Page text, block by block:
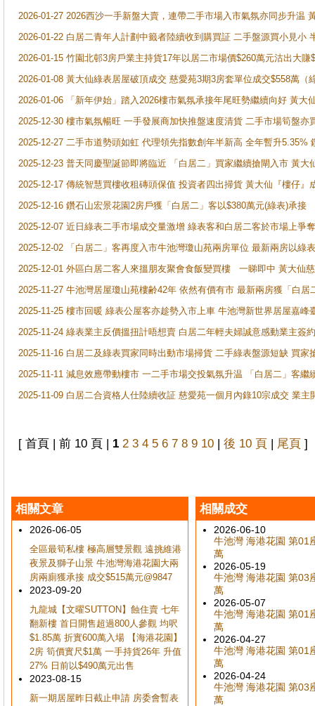
2026-01-27 2026西沙一手新盤大賣，連帶二手市場入市氣氛亦同步升温
2026-01-22 白居二青年人計劃中籤者陸續收到購買証 二手盤源買小見小
2026-01-15 竹園北邨3房戶業主持貨17年以居二市場價$260萬元沽出大賺
2026-01-08 黃大仙綠表居屋破頂成交 慈愛苑3期3房套單位成交$558萬（
2026-01-06 「新年伊始」踏入2026樓市氣氛承接年尾旺勢繼續向好 黃
2025-12-30 樓市氣氛暢旺 一手發展商加快推盤速度清貨 二手市場筍盤
2025-12-27 二手市道勢頭如虹 代理領先指數創年半新高 全年暫升5.35%
2025-12-23 普天同慶聖誕節即將臨近 「白居二」買家繼續搶閘入市 黃
2025-12-17 傳統智慧買樓收租磚頭保值 投資者四出掃貨 黃大仙『樓仔
2025-12-16 鑽石山宏景花園2房戶獲「白居二」客以$380萬元(綠表)承接
2025-12-07 近日綠表二手市場成交量激增 綠表客和白居二客於市場上
2025-12-02 「白居二」客再度入市牛池灣瓊山苑兩房單位 最新兩房以綠
2025-12-01 外區白居二客人來搵朋友聚會食飯變買樓 一睇即中 黃大仙
2025-11-27 牛池灣居屋瓊山苑樓齢42年 依然有價有市 最新兩房獲「白居
2025-11-25 樓市回暖 綠表公屋客亦趁勢入市上車 牛池灣新世界居屋嘉峰
2025-11-24 綠表業主反價搵扭計唔想賣 白居二年輕夫婦誠意感動業主簽
2025-11-16 白居二及綠表買家同時出動市場掃貨 二手綠表盤源短缺 買
2025-11-11 減息效應帶動樓市 一二手市場交投氣氛升温 「白居二」客
2025-11-09 白居二合資格人仕陸續收証 慈愛苑一個月內錄10宗成交 業
[ 首頁 | 前 10 頁 | 1 2 3 4 5 6 7 8 9 10 | 後 10 頁 | 尾頁 ]
相關文章
2026-06-05
全區最筍私樓 極高層雙景觀 遠挑維港
夜景及獅子山景 牛池灣海港花園大兩
房兩廁獲承接 成交$515萬元@9847
2023-09-20
九龍城【文曜SUTTON】蝕住賣 七年
翻新樓 首日開售超過800人參觀 均呎
$1.85萬 折實600萬入場 【海港花園】
2房 筍價實尺$1萬 一手持貨26年 升值
27% 日前以$490萬元出售
2023-08-15
新一期居屋昨日截止申請 房委會暫表
相關成交
2026-06-10
牛池灣 海港花園 第01
萬
2026-05-19
牛池灣 海港花園 第03
萬
2026-05-07
牛池灣 海港花園 第01
萬
2026-04-27
牛池灣 海港花園 第01
萬
2026-04-24
牛池灣 海港花園 第03
萬